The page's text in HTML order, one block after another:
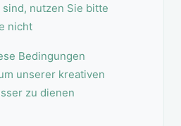
nutzen Sie bitte
nicht
Bedingungen
unserer kreativen
zu dienen